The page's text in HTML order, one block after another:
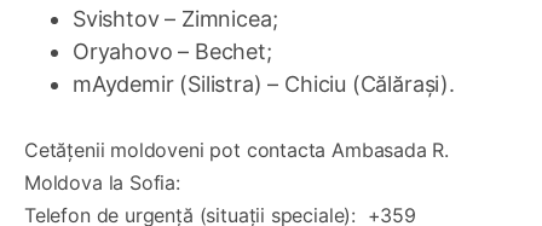
Svishtov – Zimnicea;
Oryahovo – Bechet;
mAydemir (Silistra) – Chiciu (Călărași).
Cetățenii moldoveni pot contacta Ambasada R.
Moldova la Sofia:
Telefon de urgență (situații speciale): +359